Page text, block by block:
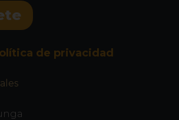
de privacidad